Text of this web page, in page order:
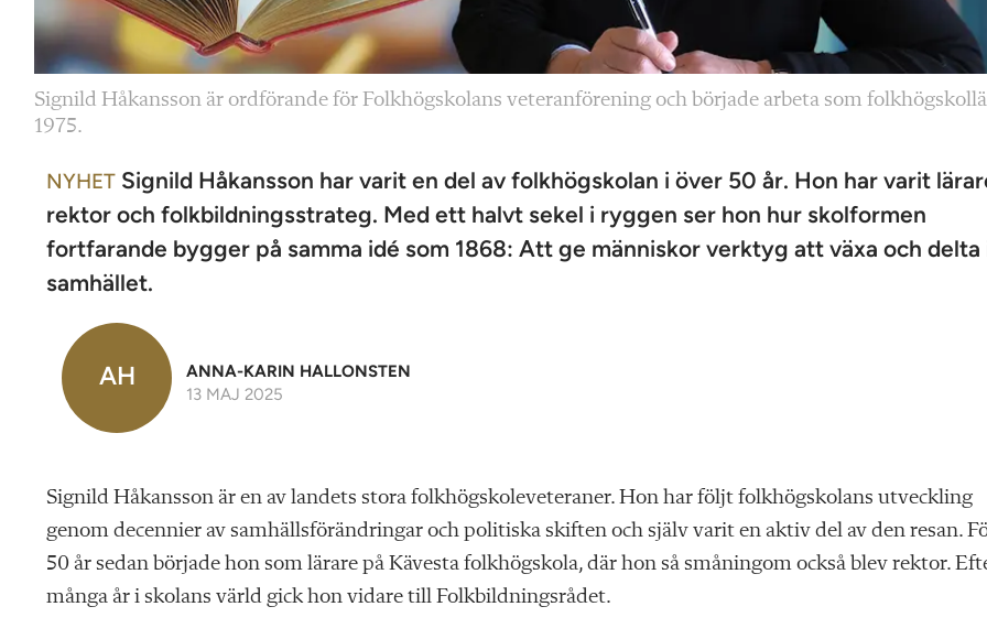
Signild Håkansson är ordförande för Folkhögskolans veteranförening och började arbeta som
1975.
NYHET Signild Håkansson har varit en del av folkhögskolan i över 50 år. Hon har varit
rektor och folkbildningsstrateg. Med ett halvt sekel i ryggen ser hon hur skolformen
fortfarande bygger på samma idé som 1868: Att ge människor verktyg att växa och delta
samhället.
AH
ANNA-KARIN HALLONSTEN
13 MAJ 2025
Signild Håkansson är en av landets stora folkhögskoleveteraner. Hon har följt folkhögskolans utveckling
genom decennier av samhällsförändringar och politiska skiften och själv varit en aktiv del av den resan.
50 år sedan började hon som lärare på Kävesta folkhögskola, där hon så småningom också blev rektor.
många år i skolans värld gick hon vidare till Folkbildningsrådet.